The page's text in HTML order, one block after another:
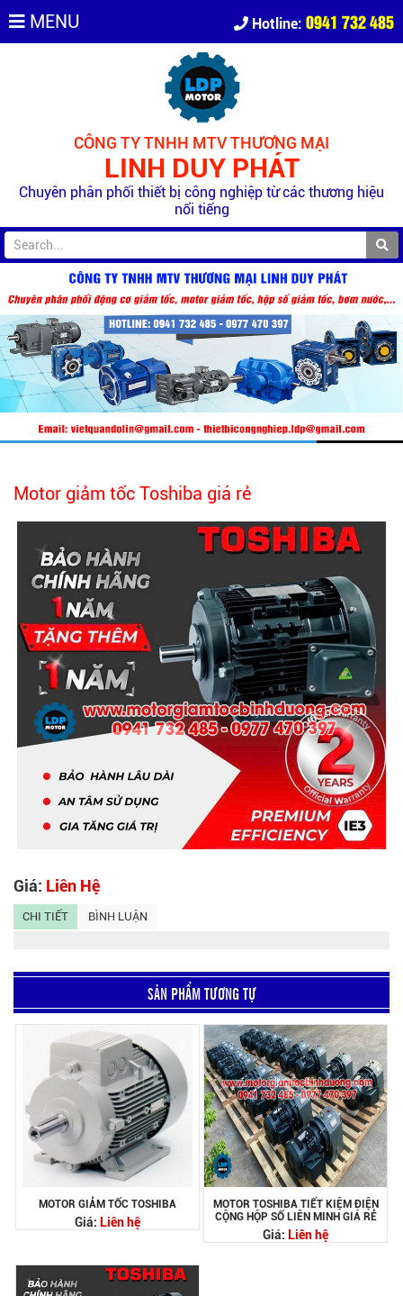
MENU Hotline: 0941 732 485
CÔNG TY TNHH MTV THƯƠNG MẠI
LINH DUY PHÁT
Chuyên phân phối thiết bị công nghiệp từ các thương hiệu
nổi tiếng
Motor giảm tốc Toshiba giá rẻ
Giá: Liên Hệ
CHI TIẾT BÌNH LUẬN
SẢN PHẨM TƯƠNG TỰ
MOTOR GIẢM TỐC TOSHIBA
Giá: Liên hệ
MOTOR TOSHIBA TIẾT KIỆM ĐIỆN
CỘNG HỘP SỐ LIÊN MINH GIÁ RẺ
Giá: Liên hệ